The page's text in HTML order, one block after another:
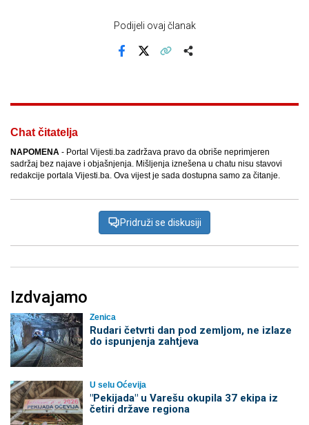
Podijeli ovaj članak
Chat čitatelja
NAPOMENA - Portal Vijesti.ba zadržava pravo da obriše neprimjeren
sadržaj bez najave i objašnjenja. Mišljenja iznešena u chatu nisu stavovi
redakcije portala Vijesti.ba. Ova vijest je sada dostupna samo za čitanje.
Pridruži se diskusiji
Izdvajamo
Zenica
Rudari četvrti dan pod zemljom, ne izlaze
do ispunjenja zahtjeva
U selu Oćevija
"Pekijada" u Varešu okupila 37 ekipa iz
četiri države regiona